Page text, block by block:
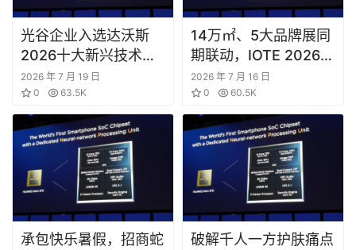
光谷企业入选达沃斯
2026十大新兴技术：
零能耗降温，这项”黑
科技”来自武汉
2026 年 7 月 19 日
0
63.5K
14万㎡、5大品牌展同
期联动，IOTE 2026深
圳物联网展邀你一次看
完全产业链
2026 年 7 月 16 日
0
60.5K
承包快乐暑假，招商蛇 破解千人一方护肤痛点